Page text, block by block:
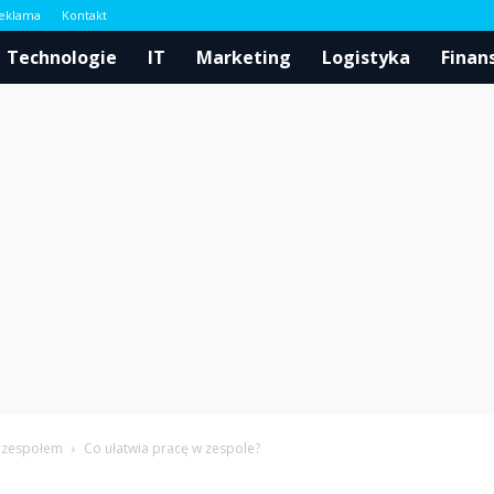
Kontakt
Technologie IT Marketing Logistyka
Co ułatwia pracę w zespole?